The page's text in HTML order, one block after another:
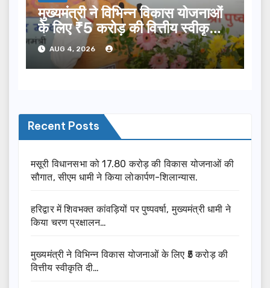
मुख्यमंत्री ने विभिन्न विकास योजनाओं
के लिए ₹5 करोड़ की वित्तीय स्वीकृति
दी…AUG 4, 2026
Recent Posts
मसूरी विधानसभा को 17.80 करोड़ की विकास योजनाओं की
सौगात, सीएम धामी ने किया लोकार्पण-शिलान्यास.
हरिद्वार में शिवभक्त कांवड़ियों पर पुष्पवर्षा, मुख्यमंत्री धामी ने
किया चरण प्रक्षालन…
मुख्यमंत्री ने विभिन्न विकास योजनाओं के लिए ₹5 करोड़ की
वित्तीय स्वीकृति दी…